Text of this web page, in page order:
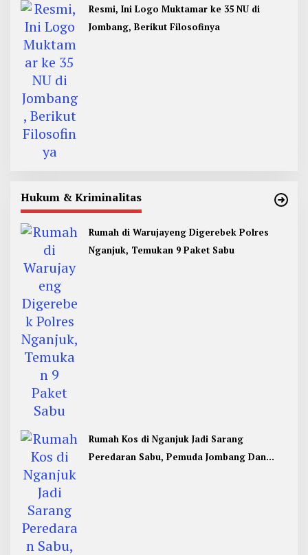
Resmi, Ini Logo Muktamar ke 35 NU di
Jombang, Berikut Filosofinya
Hukum & Kriminalitas
Rumah di Warujayeng Digerebek Polres
Nganjuk, Temukan 9 Paket Sabu
Rumah Kos di Nganjuk Jadi Sarang
Peredaran Sabu, Pemuda Jombang Dan